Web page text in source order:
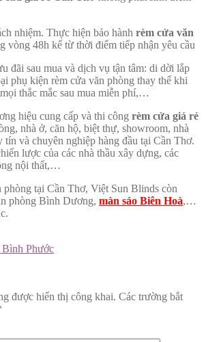
nhiệm. Thực hiện bảo hành rèm cửa văn
vòng 48h kể từ thời điểm tiếp nhận yêu cầu
đãi sau mua và dịch vụ tận tâm: di dời lắp
phụ kiện rèm cửa văn phòng thay thế khi
thắc mắc sau mua miễn phí,…
hiệu cung cấp và thi công rèm cửa giá rẻ
nhà ở, căn hộ, biệt thự, showroom, nhà
và chuyên nghiệp hàng đầu tại Cần Thơ.
lược của các nhà thầu xây dựng, các
nội thất,…
phòng tại Cần Thơ, Việt Sun Blinds còn
phòng Bình Dương, màn sáo Biên Hoà,…
Phước
được hiển thị công khai. Các trường bắt